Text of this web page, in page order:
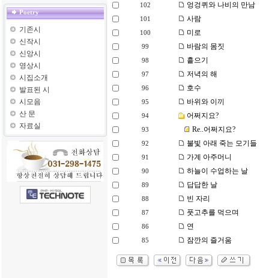
Poetry
기존시
신작시
신앙시
영상시
시집소개
발표된 시
시모음
산 문
자료실
102 엉겅퀴와 나비의 만남
101 사람
100 미로
99 바람의 몸짓
98 흩으기
97 저녁의 해
96 호수
95 바위와 이끼
94 어쩌지요?
93 Re..어쩌지요?
92 불빛 아래 죽는 모기들
91 가계 아주머니
90 하늘이 수업하는 날
89 답답한 날
88 빈 자리
87 풋고추를 먹으며
86 연
85 잠깐의 즐거움